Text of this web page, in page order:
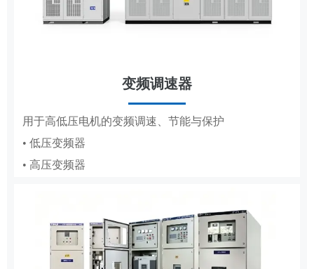
变频调速器
用于高低压电机的变频调速、节能与保护
• 低压变频器
• 高压变频器
DCS
适配纸浆造纸、水利工程的集散控制系统
• 纸浆造纸DCS
分布式储能，满足企业峰谷节电需求